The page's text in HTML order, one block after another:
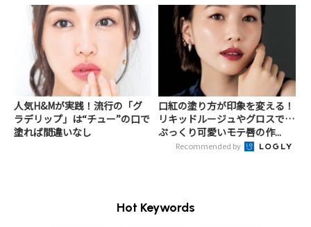
人気H&Mが実践！流行の「グ
ラデリップ」は“チュー”の口で
塗れば間違いなし
口紅の塗り方が印象を変える！
リキッドルージュやグロスで…
ぷっくり可愛いモテ唇の作...
Recommended by
Hot Keywords